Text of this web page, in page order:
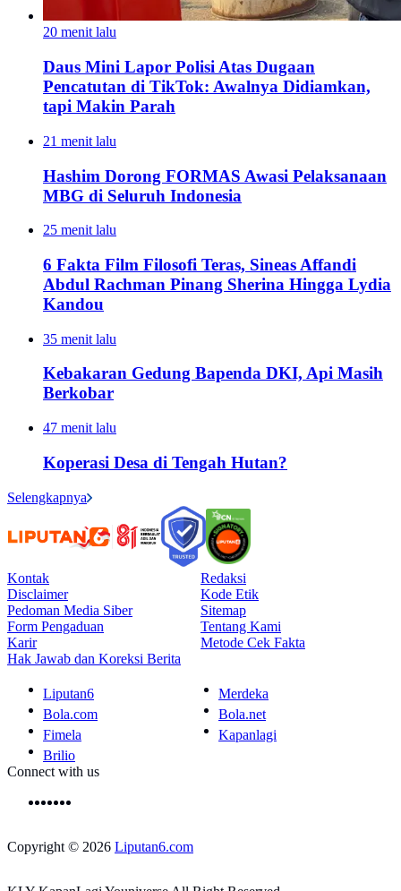
20 menit lalu
Daus Mini Lapor Polisi Atas Dugaan
Pencatutan di TikTok: Awalnya Didiamkan,
tapi Makin Parah
21 menit lalu
Hashim Dorong FORMAS Awasi Pelaksanaan
MBG di Seluruh Indonesia
25 menit lalu
6 Fakta Film Filosofi Teras, Sineas Affandi
Abdul Rachman Pinang Sherina Hingga Lydia
Kandou
35 menit lalu
Kebakaran Gedung Bapenda DKI, Api Masih
Berkobar
47 menit lalu
Koperasi Desa di Tengah Hutan?
Selengkapnya
Kontak
Redaksi
Disclaimer
Kode Etik
Pedoman Media Siber
Sitemap
Form Pengaduan
Tentang Kami
Karir
Metode Cek Fakta
Hak Jawab dan Koreksi Berita
Liputan6
Merdeka
Bola.com
Bola.net
Fimela
Kapanlagi
Brilio
Connect with us
Copyright © 2026 Liputan6.com